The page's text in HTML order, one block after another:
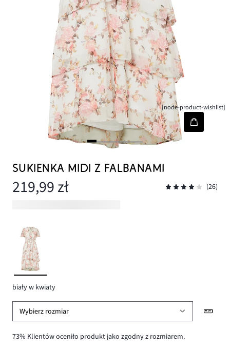
[node-product-wishlist]
SUKIENKA MIDI Z FALBANAMI
219,99 zł (26)
biały w kwiaty
Wybierz rozmiar
73% Klientów oceniło produkt jako zgodny z rozmiarem.